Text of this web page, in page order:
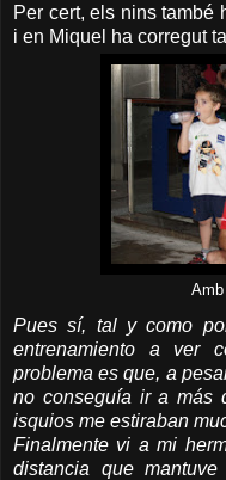
Per cert, els nins també
i en Miquel ha corregut
Amb
Pues sí, tal y como
entrenamiento a ver
problema es que, a
no conseguía ir a más
isquios me estiraban
Finalmente vi a mi
distancia que